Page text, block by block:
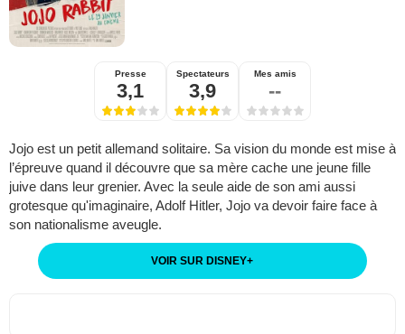
Presse
3,1
Spectateurs
3,9
Mes amis
--
Jojo est un petit allemand solitaire. Sa vision du monde est mise à
l’épreuve quand il découvre que sa mère cache une jeune fille
juive dans leur grenier. Avec la seule aide de son ami aussi
grotesque qu'imaginaire, Adolf Hitler, Jojo va devoir faire face à
son nationalisme aveugle.
VOIR SUR DISNEY+